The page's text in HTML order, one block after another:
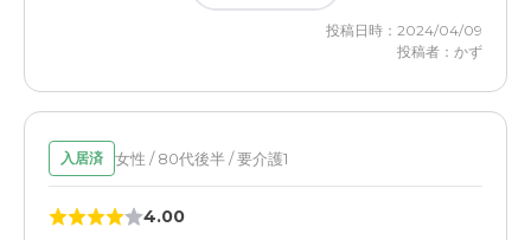
グループホームの中では安い方だと思う。これは施設のせ
弁の処理をしなければいけなかったが、 施設では誰か氏
日ノ岡グループホームの評価
途の明細がいまいち理解できない。 まだなくなっていな
いと思われるものを購入しているケースがある。
投稿日時：2024/04/09
投稿者：かず
入居済 女性 / 80代後半 / 要介護1
4.00